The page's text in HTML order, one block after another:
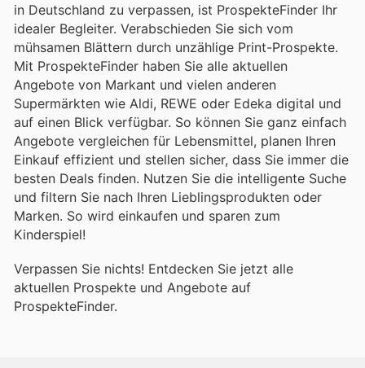
in Deutschland zu verpassen, ist ProspekteFinder Ihr
idealer Begleiter. Verabschieden Sie sich vom
mühsamen Blättern durch unzählige Print-Prospekte.
Mit ProspekteFinder haben Sie alle aktuellen
Angebote von Markant und vielen anderen
Supermärkten wie Aldi, REWE oder Edeka digital und
auf einen Blick verfügbar. So können Sie ganz einfach
Angebote vergleichen für Lebensmittel, planen Ihren
Einkauf effizient und stellen sicher, dass Sie immer die
besten Deals finden. Nutzen Sie die intelligente Suche
und filtern Sie nach Ihren Lieblingsprodukten oder
Marken. So wird einkaufen und sparen zum
Kinderspiel!
Verpassen Sie nichts! Entdecken Sie jetzt alle
aktuellen Prospekte und Angebote auf
ProspekteFinder.